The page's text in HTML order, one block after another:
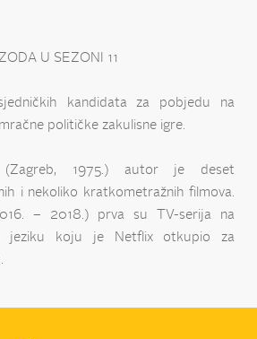
U SEZONI 11
kandidata za pobjedu na
političke zakulisne igre.
1975.) autor je deset
i nekoliko kratkometražnih filmova.
– 2018.) prva su TV-serija na
jeziku koju je Netflix otkupio za